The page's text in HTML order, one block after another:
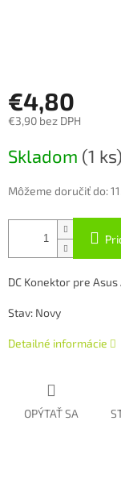
€4,80
€3,90 bez DPH
cena:
Skladom (1 ks)
Môžeme doručiť do:
DC Konektor pre
Stav: Novy
Detailné informácie
OPÝTAŤ SA